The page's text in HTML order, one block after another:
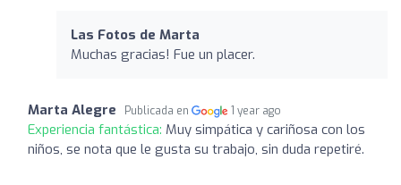
Las Fotos de Marta
Muchas gracias! Fue un placer.
Marta Alegre Publicada en 1 year ago
Experiencia fantástica: Muy simpática y cariñosa con los
niños, se nota que le gusta su trabajo, sin duda repetiré.